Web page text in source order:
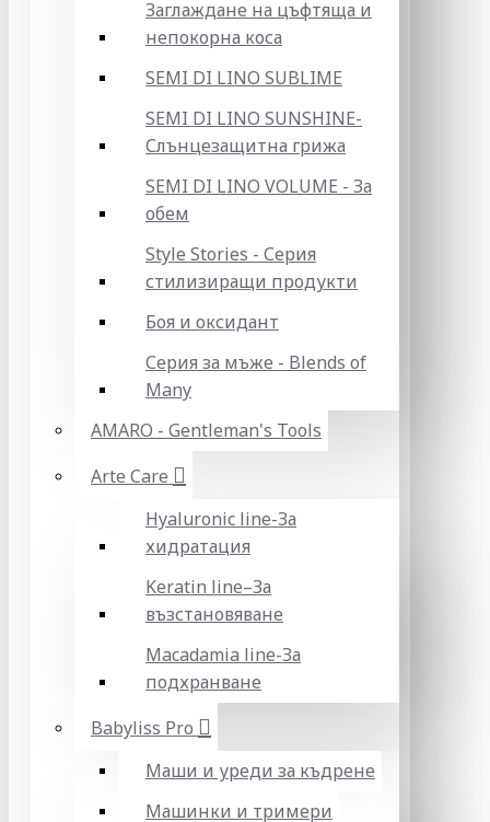
Заглаждане на цъфтяща и
непокорна коса
SEMI DI LINO SUBLIME
SEMI DI LINO SUNSHINE-
Слънцезащитна грижа
SEMI DI LINO VOLUME - За
обем
Style Stories - Серия
стилизиращи продукти
Боя и оксидант
Серия за мъже - Blends of
Many
AMARO - Gentleman's Tools
Arte Care
Hyaluronic line-За
хидратация
Keratin line–За
възстановяване
Macadamia line-За
подхранване
Babyliss Pro
Маши и уреди за къдрене
Машинки и тримери